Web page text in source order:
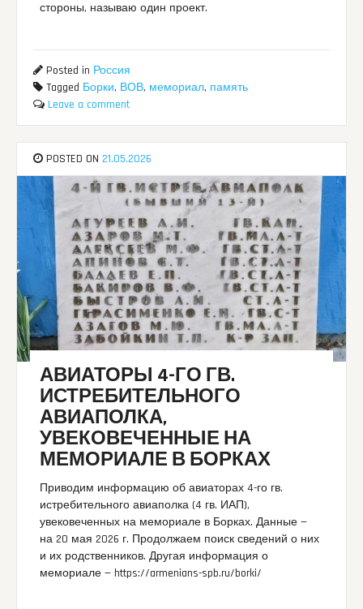
стороны, называю один проект.
Posted in Россия
Tagged Борки, ВОВ, мемориал, память
Leave a comment
POSTED ON 21.05.2026
АВИАТОРЫ 4-ГО ГВ.
ИСТРЕБИТЕЛЬНОГО
АВИАПОЛКА,
УВЕКОВЕЧЕННЫЕ НА
МЕМОРИАЛЕ В БОРКАХ
Приводим информацию об авиаторах 4-го гв.
истребительного авиаполка (4 гв. ИАП),
увековеченных на мемориале в Борках. Данные —
на 20 мая 2026 г. Продолжаем поиск сведений о них
и их родственников. Другая информация о
мемориале — https://armenians-spb.ru/borki/